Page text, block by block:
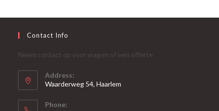
Contact Info
Neem contact op voor vragen of een offerte
Address:
Waarderweg 54, Haarlem
Phone: